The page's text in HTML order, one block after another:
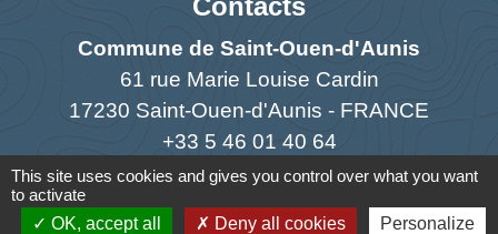
Contacts
Commune de Saint-Ouen-d'Aunis
61 rue Marie Louise Cardin
17230 Saint-Ouen-d'Aunis - FRANCE
+33 5 46 01 40 64
Contact par formulaire
This site uses cookies and gives you control over what you want
to activate
OK, accept all
Deny all cookies Personalize